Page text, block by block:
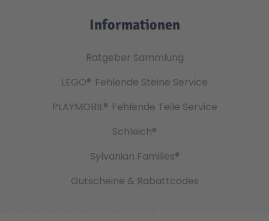
Informationen
Ratgeber Sammlung
LEGO® Fehlende Steine Service
PLAYMOBIL® Fehlende Teile Service
Schleich®
Sylvanian Families®
Gutscheine & Rabattcodes